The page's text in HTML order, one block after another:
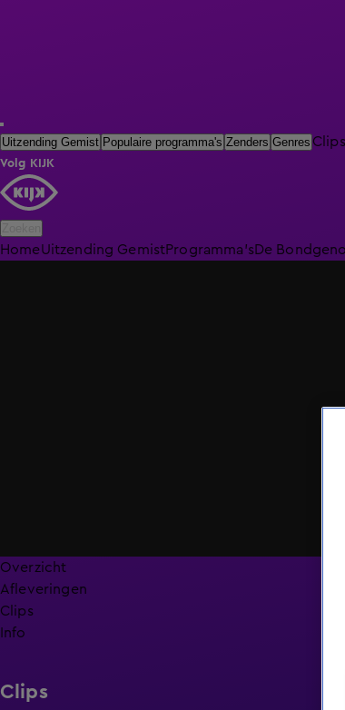
Uitzending Gemist Populaire programma's Zenders Genres Clips
Volg KIJK
HomeUitzending GemistProgramma'sDe
Overzicht
Afleveringen
Clips
Info
Clips